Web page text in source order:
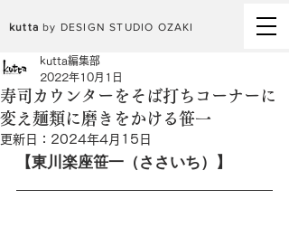
kutta by DESIGN STUDIO OZAKI
寿司カウンターをそば打ちコーナーに
変え麺類に磨きをかける笹一
kutta編集部
2022年10月1日
更新日： 2024年4月15日
【東川楽座笹一（ささいち）】